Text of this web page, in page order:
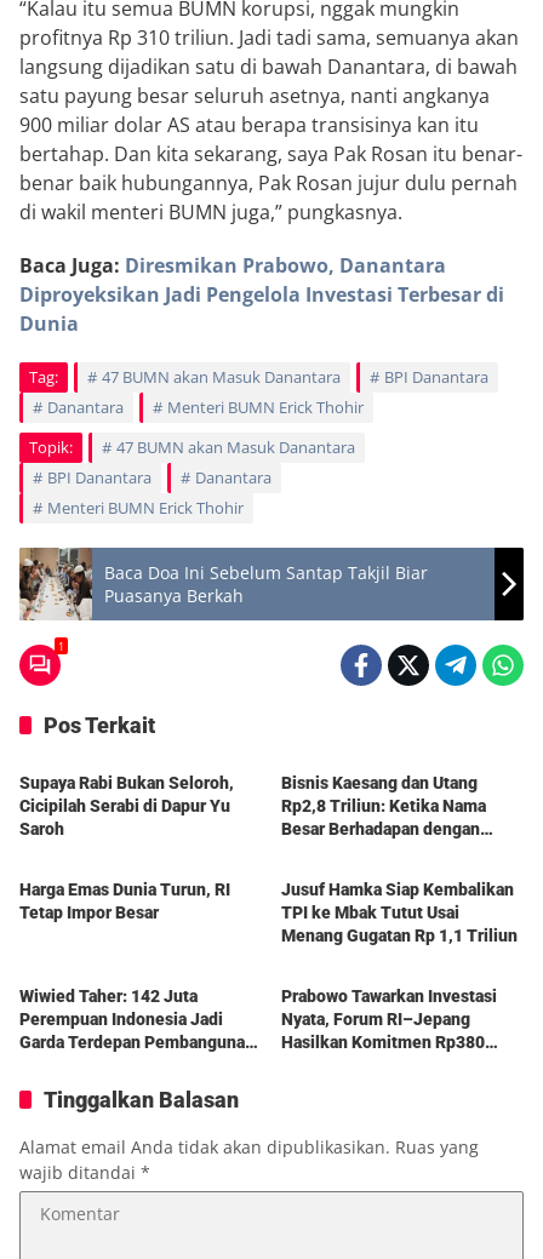
“Kalau itu semua BUMN korupsi, nggak mungkin
profitnya Rp 310 triliun. Jadi tadi sama, semuanya akan
langsung dijadikan satu di bawah Danantara, di bawah
satu payung besar seluruh asetnya, nanti angkanya
900 miliar dolar AS atau berapa transisinya kan itu
bertahap. Dan kita sekarang, saya Pak Rosan itu benar-
benar baik hubungannya, Pak Rosan jujur dulu pernah
di wakil menteri BUMN juga,” pungkasnya.
Baca Juga: Diresmikan Prabowo, Danantara
Diproyeksikan Jadi Pengelola Investasi Terbesar di
Dunia
Tag: 47 BUMN akan Masuk Danantara
BPI Danantara
Danantara
Menteri BUMN Erick Thohir
Topik:
47 BUMN akan Masuk Danantara
BPI Danantara
Danantara
Menteri BUMN Erick Thohir
Baca Doa Ini Sebelum Santap Takjil Biar
Puasanya Berkah
1
Pos Terkait
Berita
Supaya Rabi Bukan Seloroh,
Cicipilah Serabi di Dapur Yu
Saroh
Bisnis Kaesang dan Utang
Rp2,8 Triliun: Ketika Nama
Besar Berhadapan dengan
Berita
Harga Emas Dunia Turun, RI
Tetap Impor Besar
Berita
Jusuf Hamka Siap Kembalikan
TPI ke Mbak Tutut Usai
Menang Gugatan Rp 1,1 Triliun
Wiwied Taher: 142 Juta
Perempuan Indonesia Jadi
Garda Terdepan Pembangunan
Berita
Prabowo Tawarkan Investasi
Nyata, Forum RI–Jepang
Hasilkan Komitmen Rp380
Tinggalkan Balasan
Alamat email Anda tidak akan dipublikasikan. Ruas yang
wajib ditandai *